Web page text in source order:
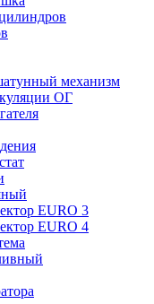
механизм
ОГ
EURO 3
EURO 4